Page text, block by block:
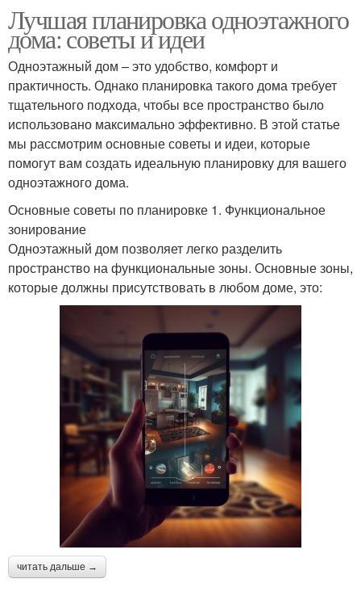
Лучшая планировка одноэтажного
дома: советы и идеи
Одноэтажный дом – это удобство, комфорт и
практичность. Однако планировка такого дома требует
тщательного подхода, чтобы все пространство было
использовано максимально эффективно. В этой статье
мы рассмотрим основные советы и идеи, которые
помогут вам создать идеальную планировку для вашего
одноэтажного дома.
Основные советы по планировке 1. Функциональное
зонирование
Одноэтажный дом позволяет легко разделить
пространство на функциональные зоны. Основные зоны,
которые должны присутствовать в любом доме, это:
читать дальше →